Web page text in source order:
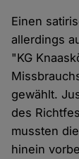
Einen
allerdings
"KG
gewählt.
des
mussten
hinein